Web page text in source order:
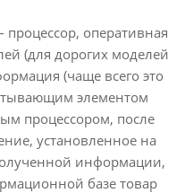
процессор, оперативная
(для дорогих моделей
(чаще всего это
элементом
процессором, после
установленное на
информации,
базе товар